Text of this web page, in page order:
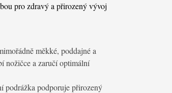
pro zdravý a přirozený vývoj
měkké, poddajné a
nožičce a zaručí optimální
podporuje přirozený